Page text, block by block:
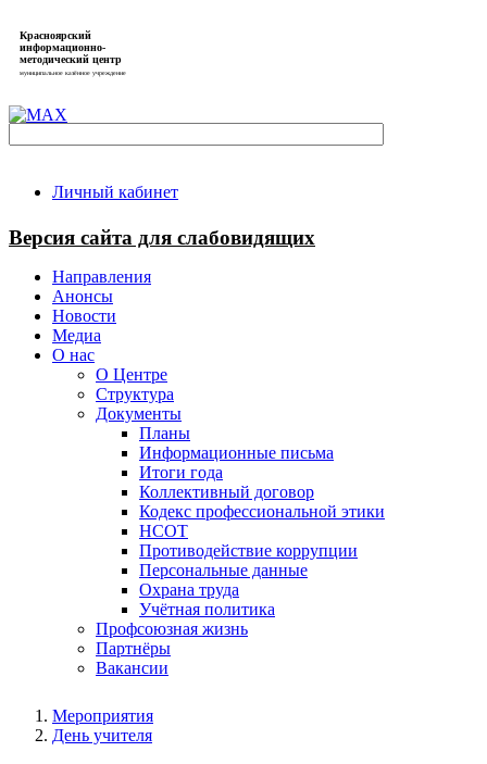
Красноярский
информационно-
методический центр
муниципальное казённое учреждение
Личный кабинет
Версия сайта для слабовидящих
Направления
Анонсы
Новости
Медиа
О нас
О Центре
Структура
Документы
Планы
Информационные письма
Итоги года
Коллективный договор
Кодекс профессиональной этики
НСОТ
Противодействие коррупции
Персональные данные
Охрана труда
Учётная политика
Профсоюзная жизнь
Партнёры
Вакансии
Мероприятия
День учителя